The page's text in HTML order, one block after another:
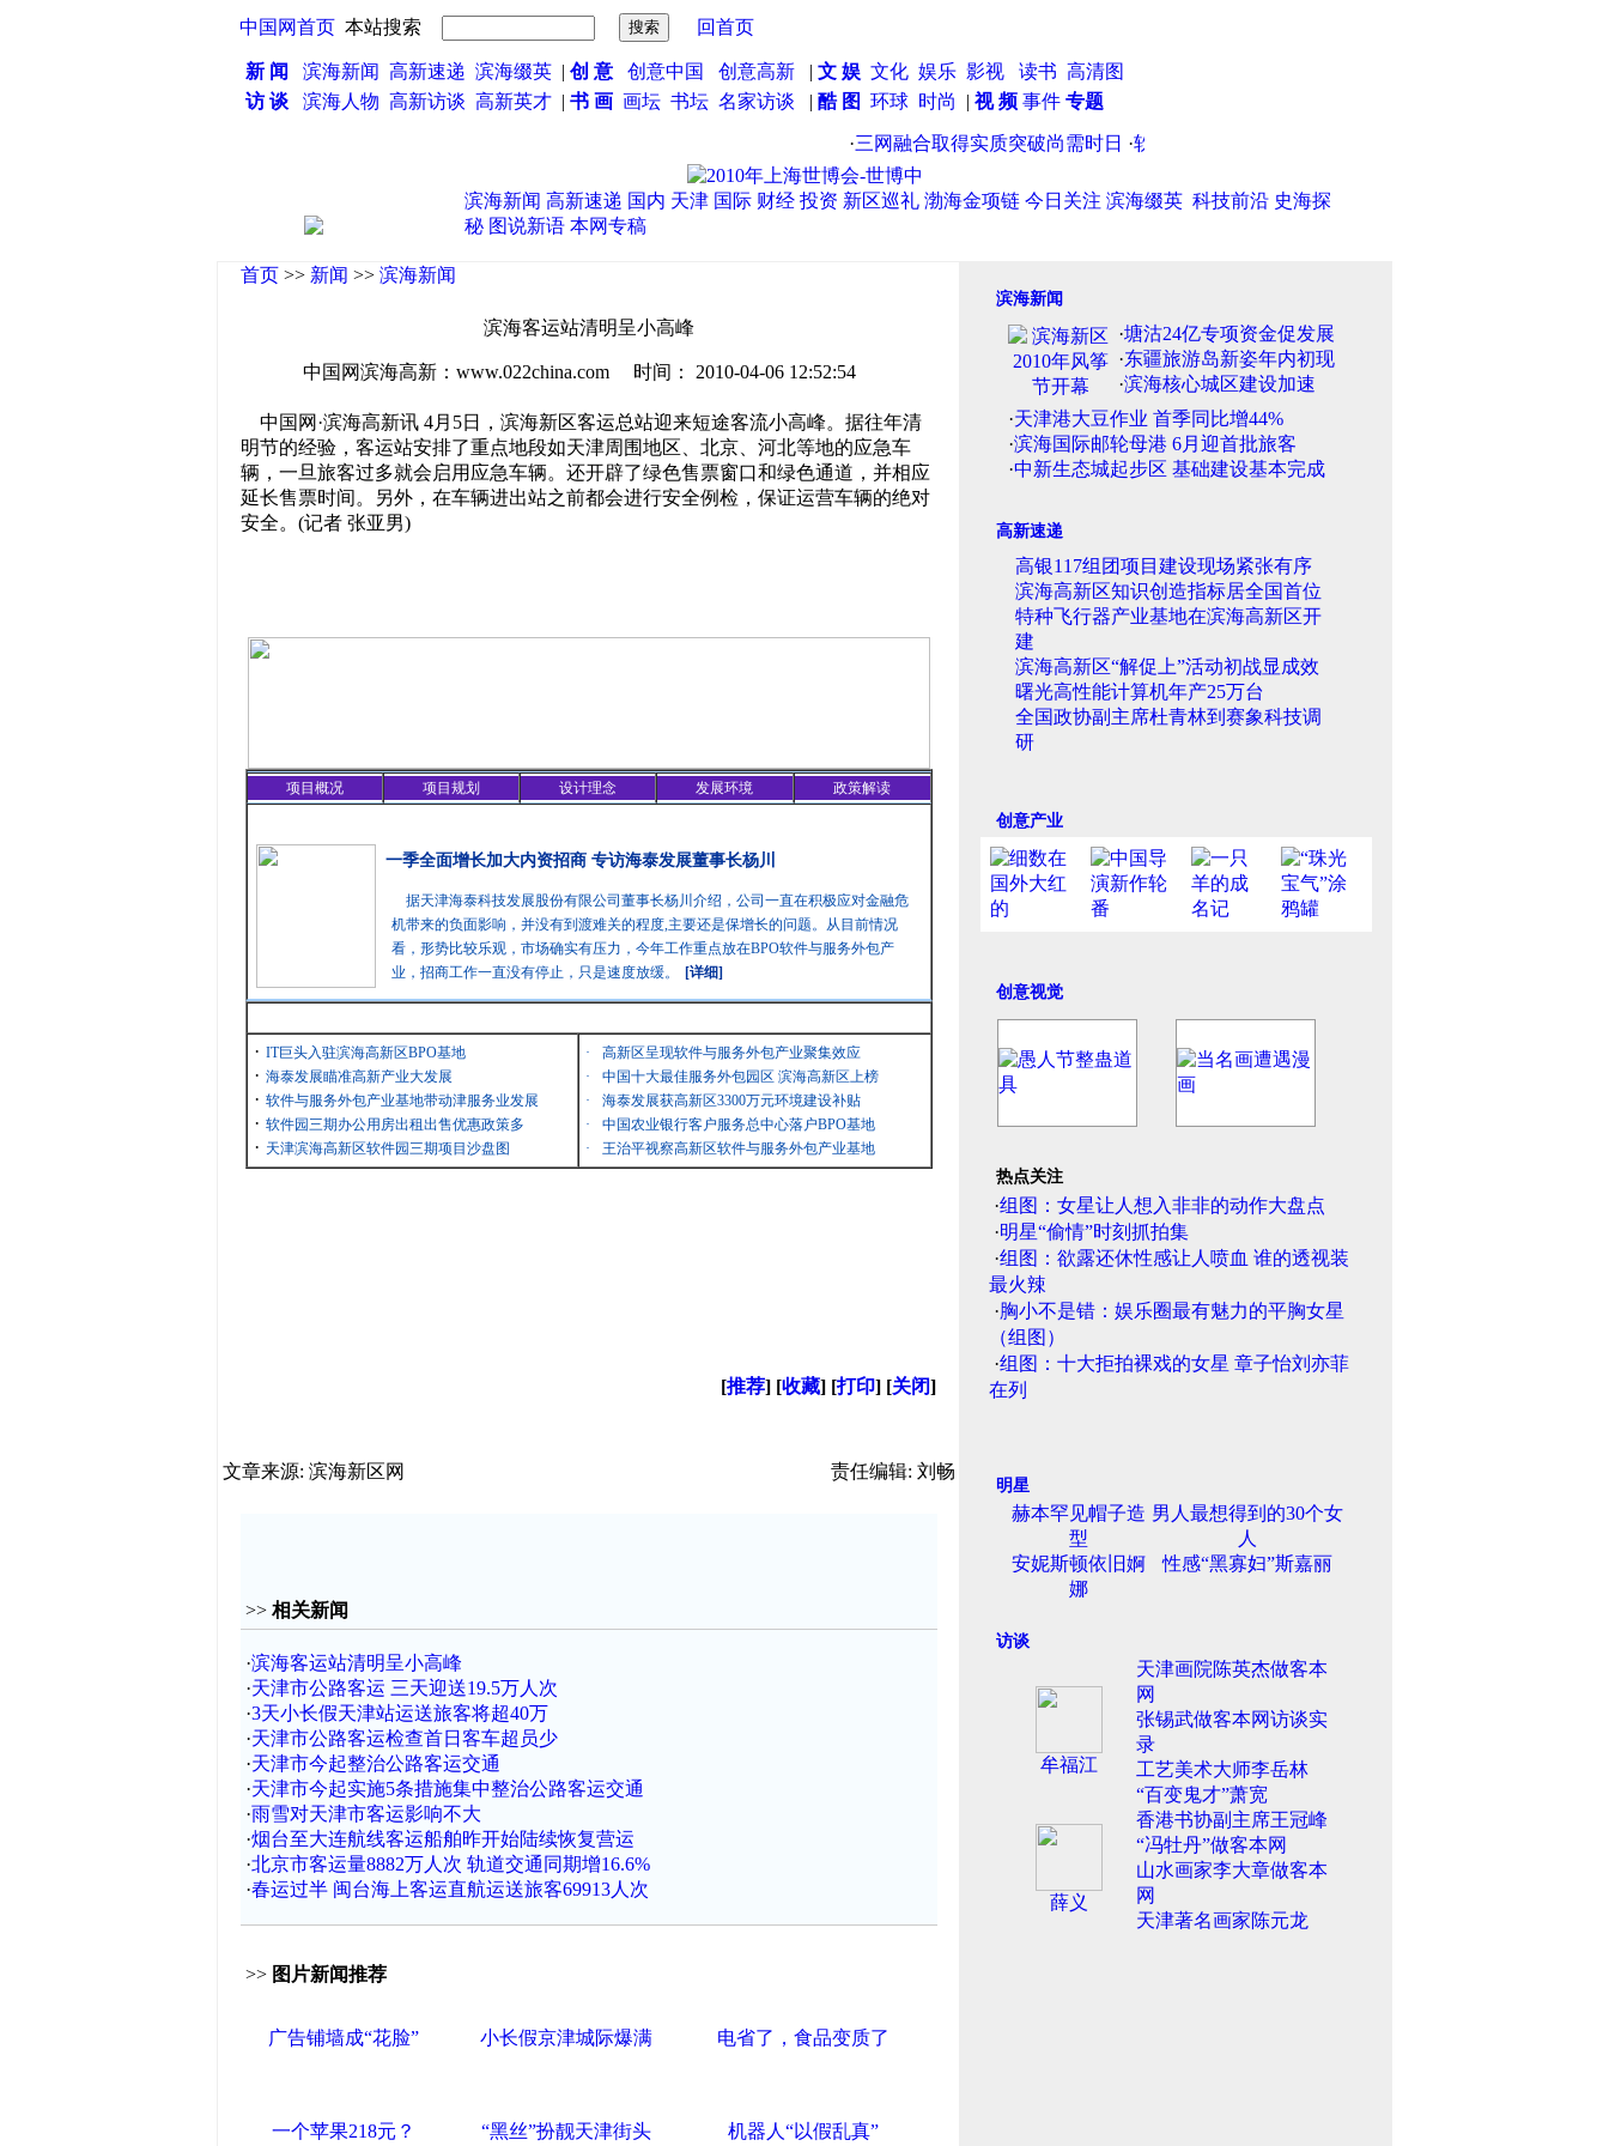
中国网首页 本站搜索 回首页
新 闻 滨海新闻 高新速递 滨海缀英| 创 意 创意中国 创意高新 | 文 娱 文化 娱乐 影视 读书 高清图
访 谈
滨海人物 高新访谈 高新英才 | 书 画 画坛 书坛 名家访谈 | 酷 图 环球 时尚 | 视 频事件 专题
三网融合取得实质突破尚需时日·软件下载网站暗藏陷阱：或添加广告或捆绑病毒
滨海新闻 高新速递 国内 天津 国际 财经 投资 新区巡礼 渤海金项链 今日关注 滨海缀英 科技前沿 史海探
秘 图说新语 本网专稿
首页 >> 新闻 >> 滨海新闻
滨海客运站清明呈小高峰
中国网滨海高新：www.022china.com 时间： 2010-04-06 12:52:54
中国网·滨海高新讯 4月5日，滨海新区客运总站迎来短途客流小高峰。据往年清
明节的经验，客运站安排了重点地段如天津周围地区、北京、河北等地的应急车
辆，一旦旅客过多就会启用应急车辆。还开辟了绿色售票窗口和绿色通道，并相应
延长售票时间。另外，在车辆进出站之前都会进行安全例检，保证运营车辆的绝对
安全。(记者 张亚男)
项目概况 项目规划 设计理念 发展环境
政策解读
一季全面增长加大内资招商 专访海泰发展董事长杨川
据天津海泰科技发展股份有限公司董事长杨川介绍，公司一直在积极应对金融危
机带来的负面影响，并没有到渡难关的程度,主要还是保增长的问题。从目前情况
看，形势比较乐观，市场确实有压力，今年工作重点放在BPO软件与服务外包产
业，招商工作一直没有停止，只是速度放缓。
[详细]
· IT巨头入驻滨海高新区BPO基地
· 海泰发展瞄准高新产业大发展
· 软件与服务外包产业基地带动津服务业发展
· 软件园三期办公用房出租出售优惠政策多
· 天津滨海高新区软件园三期项目沙盘图
·
高新区呈现软件与服务外包产业聚集效应
·
中国十大最佳服务外包园区 滨海高新区上榜
·
海泰发展获高新区3300万元环境建设补贴
·
中国农业银行客户服务总中心落户BPO基地
·
王治平视察高新区软件与服务外包产业基地
[推荐] [收藏] [打印] [关闭]
文章来源: 滨海新区网 责任编辑: 刘畅
>> 相关新闻
·滨海客运站清明呈小高峰
·天津市公路客运 三天迎送19.5万人次
·3天小长假天津站运送旅客将超40万
·天津市公路客运检查首日客车超员少
·天津市今起整治公路客运交通
·天津市今起实施5条措施集中整治公路客运交通
·雨雪对天津市客运影响不大
·烟台至大连航线客运船舶昨开始陆续恢复营运
·北京市客运量8882万人次 轨道交通同期增16.6%
·春运过半 闽台海上客运直航运送旅客69913人次
>> 图片新闻推荐
广告铺墙成“花脸” 小长假京津城际爆满 电省了，食品变质了
一个苹果218元？ “黑丝”扮靓天津街头 机器人“以假乱真”
滨海新闻
·塘沽24亿专项资金促发展
·东疆旅游岛新姿年内初现
·滨海核心城区建设加速
·天津港大豆作业 首季同比增44%
·滨海国际邮轮母港 6月迎首批旅客
·中新生态城起步区 基础建设基本完成
高新速递
高银117组团项目建设现场紧张有序
滨海高新区知识创造指标居全国首位
特种飞行器产业基地在滨海高新区开
建
滨海高新区“解促上”活动初战显成效
曙光高性能计算机年产25万台
全国政协副主席杜青林到赛象科技调
研
创意产业
创意视觉
热点关注
·组图：女星让人想入非非的动作大盘点
·明星“偷情”时刻抓拍集
·组图：欲露还休性感让人喷血 谁的透视装
最火辣
·胸小不是错：娱乐圈最有魅力的平胸女星
（组图）
·组图：十大拒拍裸戏的女星 章子怡刘亦菲
在列
明星
赫本罕见帽子造
型
男人最想得到的30个女
人
安妮斯顿依旧婀
娜
性感“黑寡妇”斯嘉丽
访谈
牟福江
天津画院陈英杰做客本
网
张锡武做客本网访谈实
录
工艺美术大师李岳林
“百变鬼才”萧宽
薛义
香港书协副主席王冠峰
“冯牡丹”做客本网
山水画家李大章做客本
网
天津著名画家陈元龙